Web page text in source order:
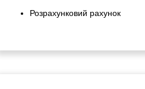
Розрахунковий рахунок